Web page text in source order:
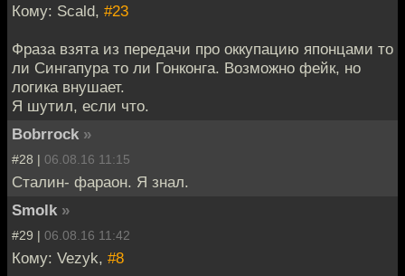
Кому: Scald, #23
Фраза взята из передачи про оккупацию японцами то
ли Сингапура то ли Гонконга. Возможно фейк, но
логика внушает.
Я шутил, если что.
Bobrrock »
#28 | 06.08.16 11:15
Сталин- фараон. Я знал.
Smolk »
#29 | 06.08.16 11:42
Кому: Vezyk, #8